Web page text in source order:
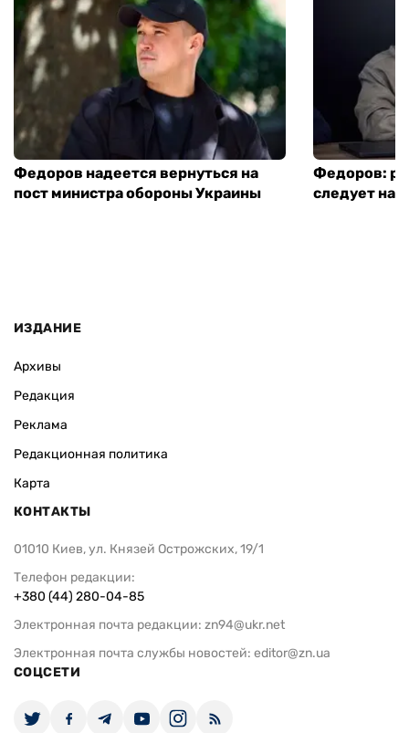
Федоров надеется вернуться на
пост министра обороны Украины
Федоров:
следует
ИЗДАНИЕ
Архивы
Редакция
Реклама
Редакционная политика
Карта
КОНТАКТЫ
01010 Киев, ул. Князей Острожских, 19/1
Телефон редакции:
+380 (44) 280-04-85
Электронная почта редакции: zn94@ukr.net
Электронная почта службы новостей: editor@zn.ua
СОЦСЕТИ